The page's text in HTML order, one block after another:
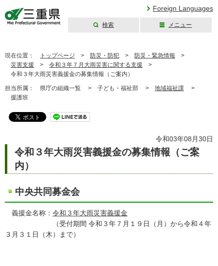
Foreign Languages
検索 メニュー
現在位置： トップページ > 防災・防犯 > 防災・緊急情報 >
災害支援 > 令和３年７月大雨災害に関する支援 >
令和３年大雨災害義援金の募集情報（ご案内）
担当所属： 県庁の組織一覧 > 子ども・福祉部 > 地域福祉課 >
援護班
令和03年08月30日
令和３年大雨災害義援金の募集情報（ご案
内）
中央共同募金会
義援金名称： 令和３年大雨災害義援金
（受付期間 令和３年７月１９日（月）から令和４年
３月３１日（木）まで）